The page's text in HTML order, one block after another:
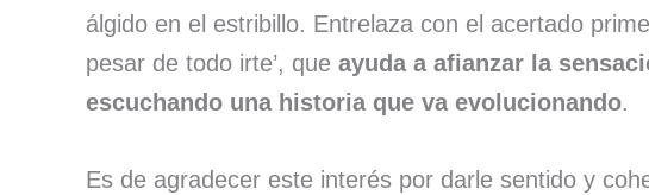
álgido en el estribillo. Entrelaza con el acertado
pesar de todo irte’, que ayuda a afianzar la
escuchando una historia que va evolucionando.
Es de agradecer este interés por darle sentido y